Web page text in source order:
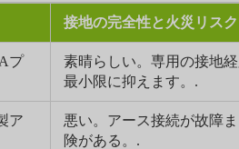
接地の完全性と火災リスク
プ
素晴らしい。専用の接地
最小限に抑えます。.
ア
悪い。アース接続が故障
険がある。.